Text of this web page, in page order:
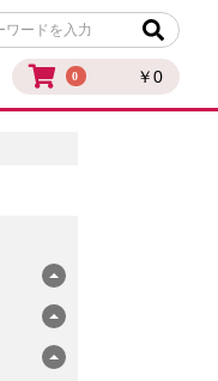
0 ￥0